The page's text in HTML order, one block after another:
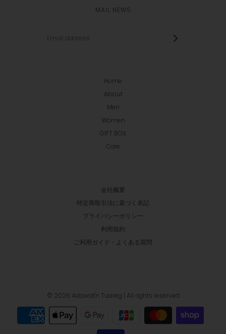
MAIL NEWS
Home
About
Men
Women
GIFT BOX
Care
会社概要
特定商取引法に基づく表記
プライバシーポリシー
利用規約
ご利用ガイド・よくある質問
© 2026 Adawat'n Tuareg | All rights reserved